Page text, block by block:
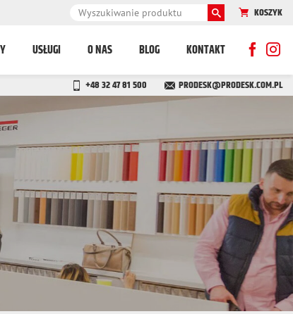
KOSZYK
USŁUGI O NAS BLOG KONTAKT
+48 32 47 81 500 PRODESK@PRODESK.COM.PL